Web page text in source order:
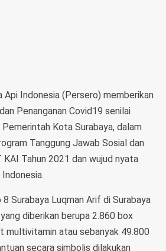
Indonesia (Persero) memberikan
Penanganan Covid19 senilai
Kota Surabaya, dalam
Tanggung Jawab Sosial dan
KAI Tahun 2021 dan wujud nyata
Surabaya Luqman Arif di Surabaya
diberikan berupa 2.860 box
multivitamin atau sebanyak 49.800
secara simbolis dilakukan